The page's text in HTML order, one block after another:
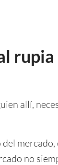
rupia
allí,
mercado,
no